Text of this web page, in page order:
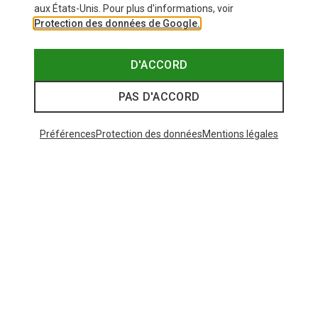
aux États-Unis. Pour plus d'informations, voir
Protection des données de Google.
D'ACCORD
PAS D'ACCORD
PréférencesProtection des donnéesMentions légales